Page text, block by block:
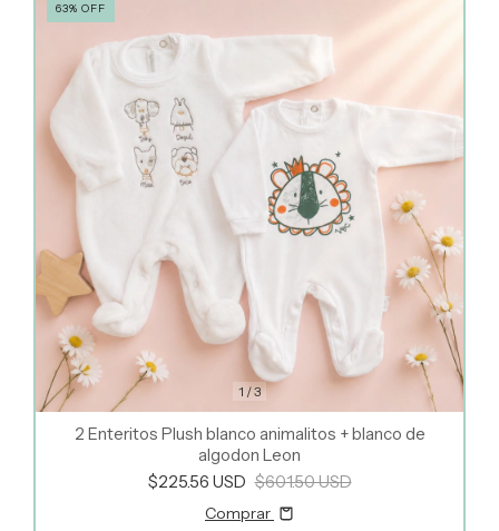
1 /3
63% OFF
2 Enteritos Plush blanco animalitos + blanco de
algodon Leon
$225.56 USD $601.50 USD
Comprar